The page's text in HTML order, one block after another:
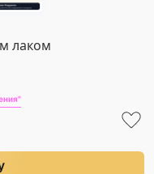
лаком